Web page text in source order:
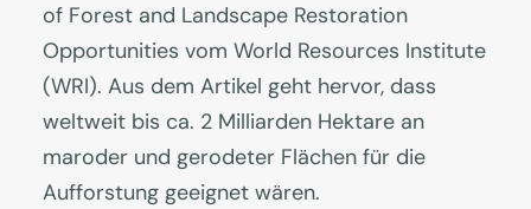
of Forest and Landscape Restoration
Opportunities vom World Resources Institute
(WRI). Aus dem Artikel geht hervor, dass
weltweit bis ca. 2 Milliarden Hektare an
maroder und gerodeter Flächen für die
Aufforstung geeignet wären.